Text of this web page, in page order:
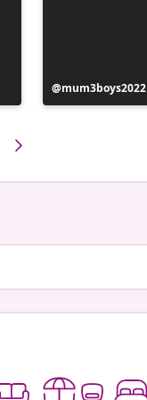
Įrašą
paskelbė
mum3boys2022